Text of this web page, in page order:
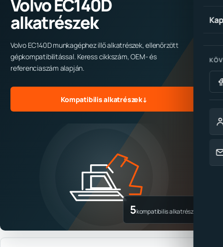
Volvo EC140D
alkatrészek
Volvo EC140D munkagéphez illő alkatrészek, ellenőrzött
gépkompatibilitással. Keress cikkszám, OEM- és
referenciaszám alapján.
Kompatibilis alkatrészek↓
5kompatibilis alkatrész